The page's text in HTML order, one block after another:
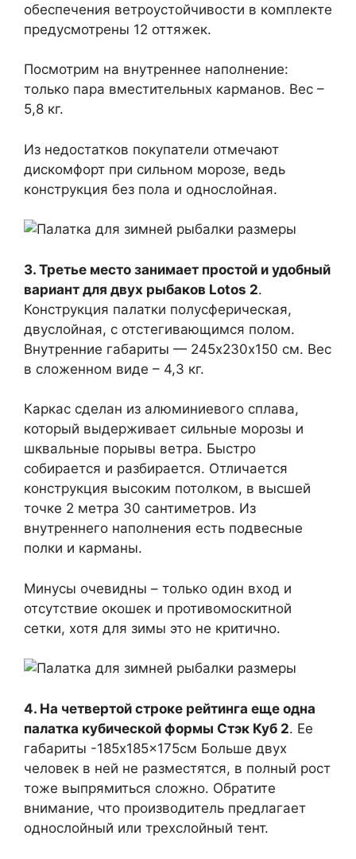
обеспечения ветроустойчивости в комплекте
предусмотрены 12 оттяжек.
Посмотрим на внутреннее наполнение:
только пара вместительных карманов. Вес –
5,8 кг.
Из недостатков покупатели отмечают
дискомфорт при сильном морозе, ведь
конструкция без пола и однослойная.
3. Третье место занимает простой и удобный
вариант для двух рыбаков Lotos 2.
Конструкция палатки полусферическая,
двуслойная, с отстегивающимся полом.
Внутренние габариты — 245х230х150 cм. Вес
в сложенном виде – 4,3 кг.
Каркас сделан из алюминиевого сплава,
который выдерживает сильные морозы и
шквальные порывы ветра. Быстро
собирается и разбирается. Отличается
конструкция высоким потолком, в высшей
точке 2 метра 30 сантиметров. Из
внутреннего наполнения есть подвесные
полки и карманы.
Минусы очевидны – только один вход и
отсутствие окошек и противомоскитной
сетки, хотя для зимы это не критично.
4. На четвертой строке рейтинга еще одна
палатка кубической формы Стэк Куб 2. Ее
габариты -185x185x175см Больше двух
человек в ней не разместятся, в полный рост
тоже выпрямиться сложно. Обратите
внимание, что производитель предлагает
однослойный или трехслойный тент.